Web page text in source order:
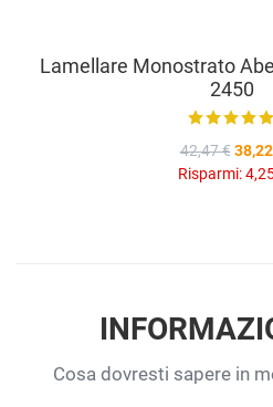
Lamellare Monostrato
2450
42,47 €
Risparmi:
Cosa dovresti sapere in